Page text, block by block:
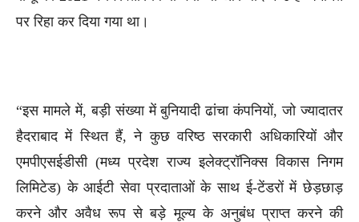
पर रिहा कर दिया गया था।
“इस मामले में, बड़ी संख्या में बुनियादी ढांचा कंपनियों, जो ज्यादातर
हैदराबाद में स्थित हैं, ने कुछ वरिष्ठ सरकारी अधिकारियों और
एमपीएसईडीसी (मध्य प्रदेश राज्य इलेक्ट्रॉनिक्स विकास निगम
लिमिटेड) के आईटी सेवा प्रदाताओं के साथ ई-टेंडरों में छेड़छाड़
करने और अवैध रूप से बड़े मूल्य के अनुबंध प्राप्त करने की